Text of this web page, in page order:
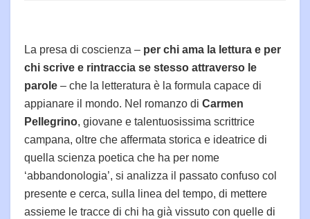
La presa di coscienza – per chi ama la lettura e per
chi scrive e rintraccia se stesso attraverso le
parole – che la letteratura è la formula capace di
appianare il mondo. Nel romanzo di Carmen
Pellegrino, giovane e talentuosissima scrittrice
campana, oltre che affermata storica e ideatrice di
quella scienza poetica che ha per nome
‘abbandonologia’, si analizza il passato confuso col
presente e cerca, sulla linea del tempo, di mettere
assieme le tracce di chi ha già vissuto con quelle di